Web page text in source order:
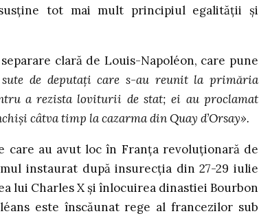
tot mai mult principiul egalităţii şi
clară de Louis-Napoléon, care pune
de deputaţi care s-au reunit la primăria
a rezista loviturii de stat; ei au proclamat
câtva timp la cazarma din Quay d’Orsay».
au avut loc în Franţa revoluţionară de
instaurat după insurecţia din 27-29 iulie
lui Charles X şi înlocuirea dinastiei Bourbon
este înscăunat rege al francezilor sub